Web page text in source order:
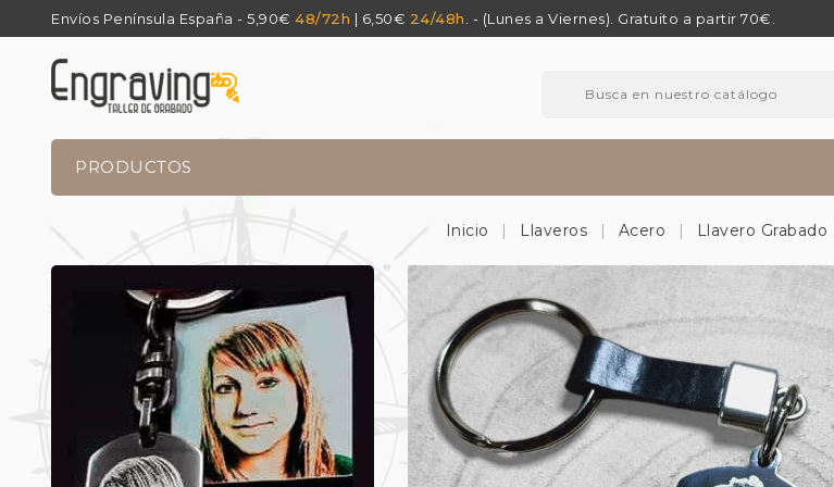
Envíos Península España - 5,90€ 48/72h | 6,50€ 24/48h . - (Lunes a Viernes). Gratuito a partir 70€.
PRODUCTOS
Inicio Llaveros Acero Llavero